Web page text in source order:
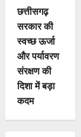
छत्तीसगढ़
सरकार की
स्वच्छ ऊर्जा
और पर्यावरण
संरक्षण की
दिशा में बड़ा
कदम